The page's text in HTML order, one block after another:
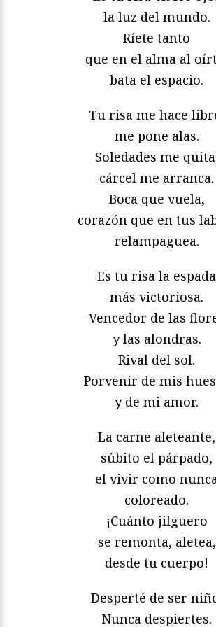
la luz del mundo.
Ríete tanto
que en el alma al
bata el espacio.
Tu risa me hace
me pone alas.
Soledades me
cárcel me arranca.
Boca que vuela,
corazón que en tus
relampaguea.
Es tu risa la espada
más victoriosa.
Vencedor de las
y las alondras.
Rival del sol.
Porvenir de mis
y de mi amor.
La carne aleteante,
súbito el párpado,
el vivir como
coloreado.
¡Cuánto jilguero
se remonta, aletea,
desde tu cuerpo!
Desperté de ser
Nunca despiertes.